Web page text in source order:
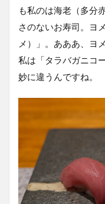
も私のは海老（多分
さのないお寿司。ヨ
メ）」。あああ、ヨ
私は「タラバガニコ
妙に違うんですね。